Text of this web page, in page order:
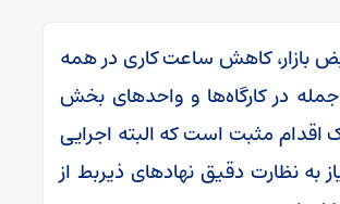
بازار، کاهش ساعت کاری در همه
در کارگاه‌ها و واحد‌های بخش
مثبت است که البته اجرایی
به نظارت دقیق نهاد‌های ذیربط از